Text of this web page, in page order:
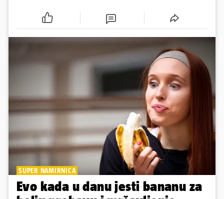
cijepljen protiv virusnih zaraznih bolesti
SUPER NAMIRNICA
Evo kada u danu jesti bananu za